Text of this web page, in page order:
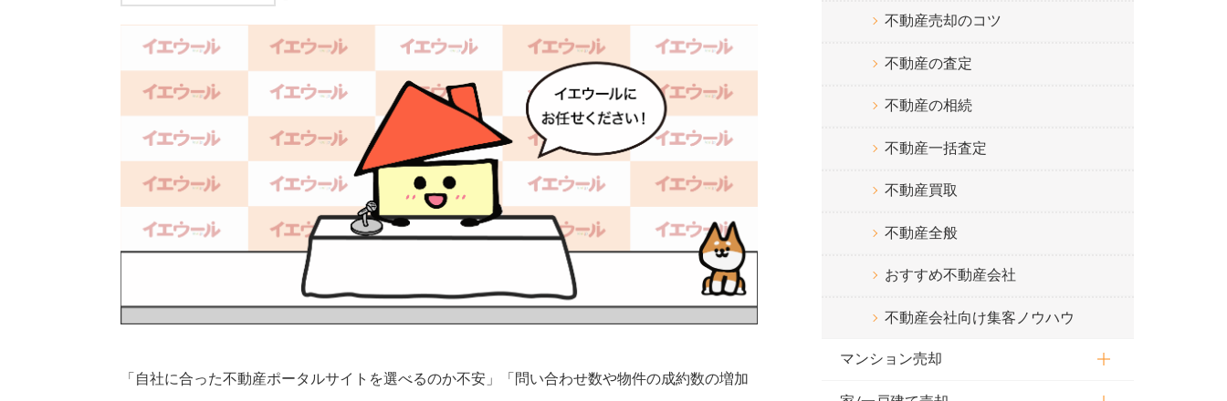
「自社に合った不動産ポータルサイトを選べるのか不安」「問い合わせ数や物件の成約数の増加
不動産売却のコツ
不動産の査定
不動産の相続
不動産一括査定
不動産買取
不動産全般
おすすめ不動産会社
不動産会社向け集客ノウハウ
マンション売却